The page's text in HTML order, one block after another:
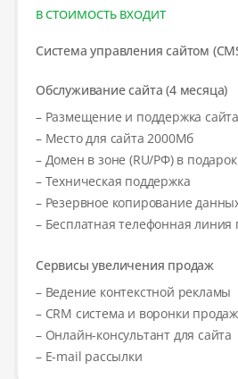
В СТОИМОСТЬ ВХОДИТ
Система управления сайтом
Обслуживание сайта (4 месяца)
– Размещение и поддержка
– Место для сайта 2000Мб
– Домен в зоне (RU/РФ) в подарок
– Техническая поддержка
– Резервное копирование
– Бесплатная телефонная линия
Сервисы увеличения продаж
– Ведение контекстной рекламы
– CRM система и воронки продаж
– Онлайн-консультант для сайта
– E-mail рассылки